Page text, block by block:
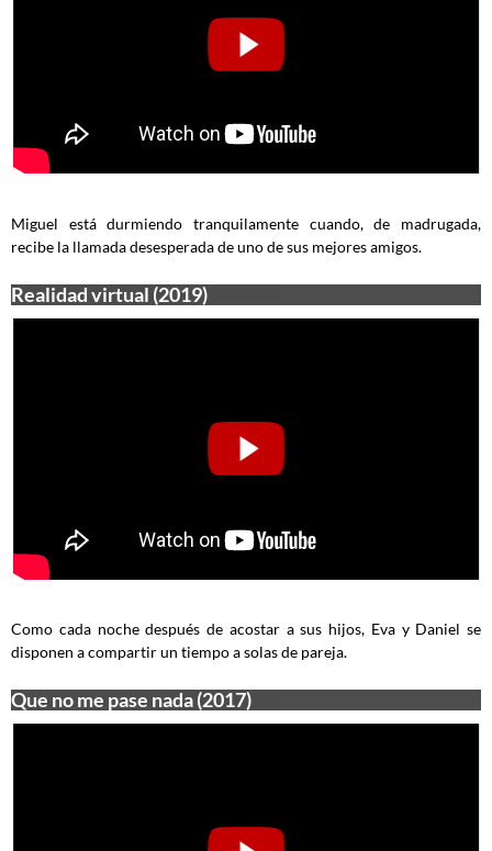
Miguel está durmiendo tranquilamente cuando, de madrugada,
recibe la llamada desesperada de uno de sus mejores amigos.
Realidad virtual (2019)
Como cada noche después de acostar a sus hijos, Eva y Daniel se
disponen a compartir un tiempo a solas de pareja.
Que no me pase nada (2017)